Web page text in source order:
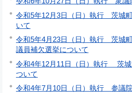
令和5年12月3日（日）執行 茨城
いて
令和5年4月23日（日）執行 茨城
議員補欠選挙について
令和4年12月11日（日）執行 茨城
ついて
令和4年7月10日（日）執行 参議